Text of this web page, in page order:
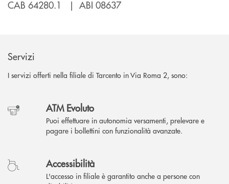
CAB 64280.1 | ABI 08637
Servizi
I servizi offerti nella filiale di Tarcento in Via Roma 2, sono:
ATM Evoluto
Puoi effettuare in autonomia versamenti, prelevare e
pagare i bollettini con funzionalità avanzate.
Accessibilità
L'accesso in filiale è garantito anche a persone con